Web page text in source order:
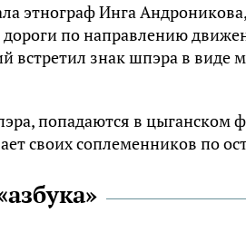
этнограф Инга
по направлению
встретил знак шпэра в виде
попадаются в цыганском
своих соплеменников по